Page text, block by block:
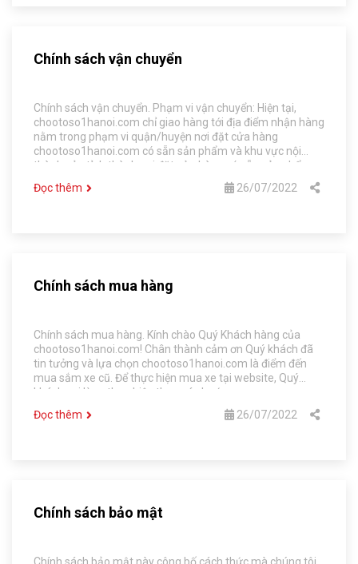
Chính sách vận chuyển
Chính sách vận chuyển. Phạm vi vận chuyển: Hiện tại,
chootoso1hanoi.com chỉ giao hàng tới địa điểm nhận hàng
nằm trong phạm vi quận/huyện nơi đặt cửa hàng
chootoso1hanoi.com có sẵn sản phẩm và khu vực nội
thành của tỉnh thành nơi đặt cửa hàng có sẵn sản phẩm.
Đọc thêm
26/07/2022
Chính sách mua hàng
Chính sách mua hàng. Kính chào Quý Khách hàng của
chootoso1hanoi.com! Chân thành cảm ơn Quý khách đã
tin tưởng và lựa chọn chootoso1hanoi.com là điểm đến
mua sắm xe cũ. Để thực hiện mua xe tại website, Quý
khách vui lòng thực hiện theo các bước sau:
Đọc thêm
26/07/2022
Chính sách bảo mật